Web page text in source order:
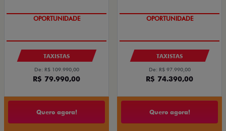
OPORTUNIDADE
TAXISTAS
De: R$ 109.990,00
R$ 79.990,00
Quero agora!
OPORTUNIDADE
TAXISTAS
De: R$ 97.990,00
R$ 74.390,00
Quero agora!